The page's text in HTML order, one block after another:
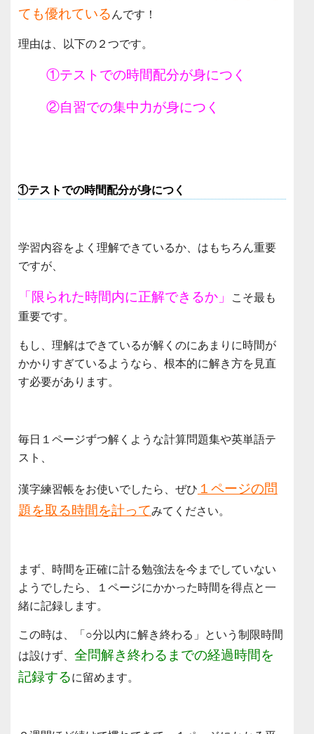
ても優れている んです！
理由は、以下の２つです。
①テストでの時間配分が身につく
②自習での集中力が身につく
①テストでの時間配分が身につく
学習内容をよく理解できているか、はもちろん重要
ですが、
「限られた時間内に正解できるか」
こそ最も
重要です。
もし、理解はできているが解くのにあまりに時間が
かかりすぎているようなら、根本的に解き方を見直
す必要があります。
毎日１ページずつ解くような計算問題集や英単語テ
スト、
漢字練習帳をお使いでしたら、ぜひ １ページの問
題を取る時間を計ってみてください。
まず、時間を正確に計る勉強法を今までしていない
ようでしたら、１ページにかかった時間を得点と一
緒に記録します。
この時は、「○分以内に解き終わる」という制限時間
は設けず、 全問解き終わるまでの経過時間を
記録するに留めます。